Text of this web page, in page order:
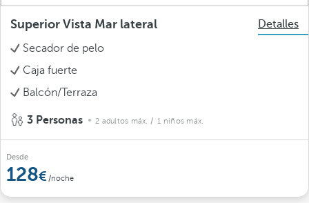
Superior Vista Mar lateral
Detalles
Secador de pelo
Caja fuerte
Balcón/Terraza
3 Personas 2 adultos máx. / 1 niños máx.
Desde
128 /noche